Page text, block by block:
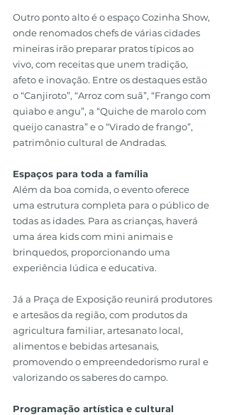
Outro ponto alto é o espaço Cozinha Show,
onde renomados chefs de várias cidades
mineiras irão preparar pratos típicos ao
vivo, com receitas que unem tradição,
afeto e inovação. Entre os destaques estão
o “Canjiroto”, “Arroz com suã”, “Frango com
quiabo e angu”, a “Quiche de marolo com
queijo canastra” e o “Virado de frango”,
patrimônio cultural de Andradas.
Espaços para toda a família
Além da boa comida, o evento oferece
uma estrutura completa para o público de
todas as idades. Para as crianças, haverá
uma área kids com mini animais e
brinquedos, proporcionando uma
experiência lúdica e educativa.
Já a Praça de Exposição reunirá produtores
e artesãos da região, com produtos da
agricultura familiar, artesanato local,
alimentos e bebidas artesanais,
promovendo o empreendedorismo rural e
valorizando os saberes do campo.
Programação artística e cultural